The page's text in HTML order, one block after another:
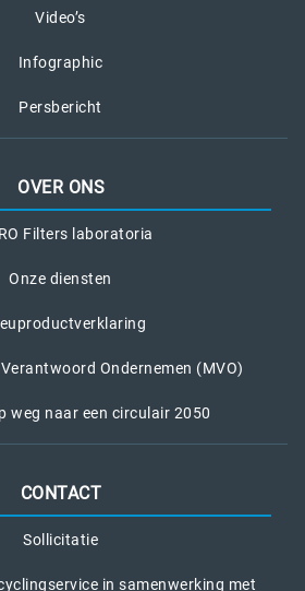
Video’s
Infographic
Persbericht
OVER ONS
Filters laboratoria
Onze diensten
Ondernemen (MVO)
weg naar een circulair 2050
CONTACT
Sollicitatie
in samenwerking met